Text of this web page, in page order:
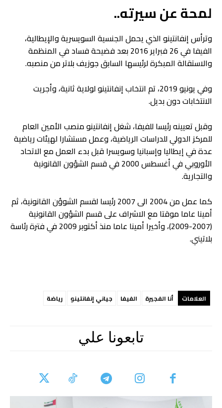
لمحة عن سيرته..
وترأس إنفانتينو الذي يحمل الجنسية السويسرية والإيطالية،
الفيفا في 26 فبراير 2016 بعد فضيحة فساد في المنظمة
والاستقالة المبكرة لرئيسها السابق جوزيف بلاتر من منصبه.
وفي يونيو 2019، تم انتخاب إنفانتينو لولاية ثانية، وأجريت
الانتخابات دون بديل.
وقبل تعيينه رئيسا للفيفا، شغل إنفانتينو منصب الأمين العام
للمركز الدولي للدراسات الرياضية، وعمل مستشارا لهيئات رياضية
عدة في إيطاليا وإسبانيا وسويسرا قبل بدء العمل مع الاتحاد
الأوروبي في أغسطس 2000 في قسم الشؤون القانونية
والتجارية.
كما عمل من 2004 الى 2007 رئيسا لقسم الشوؤن القانونية، ثم
أمينا عاما موقتا مع الاشراف على قسم الشؤون القانونية
(2007-2009)، وأخيرا أمينا عاما منذ أكتوبر 2009 في فترة رئاسة
بلاتيني.
العلامات أنا الفجيرة الفيفا جياني إنفانتينو رياضة
تابعونا علي